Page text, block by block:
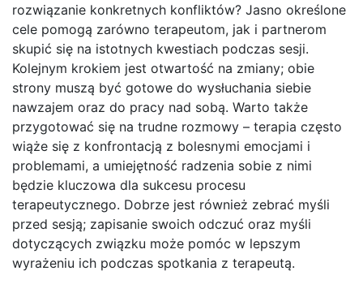
rozwiązanie konkretnych konfliktów? Jasno określone
cele pomogą zarówno terapeutom, jak i partnerom
skupić się na istotnych kwestiach podczas sesji.
Kolejnym krokiem jest otwartość na zmiany; obie
strony muszą być gotowe do wysłuchania siebie
nawzajem oraz do pracy nad sobą. Warto także
przygotować się na trudne rozmowy – terapia często
wiąże się z konfrontacją z bolesnymi emocjami i
problemami, a umiejętność radzenia sobie z nimi
będzie kluczowa dla sukcesu procesu
terapeutycznego. Dobrze jest również zebrać myśli
przed sesją; zapisanie swoich odczuć oraz myśli
dotyczących związku może pomóc w lepszym
wyrażeniu ich podczas spotkania z terapeutą.